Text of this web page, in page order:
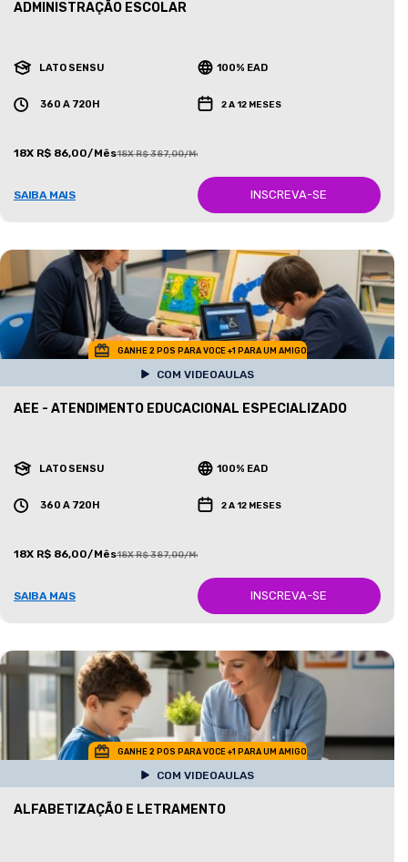
ADMINISTRAÇÃO ESCOLAR
LATO SENSU 100% EAD
360 A 720H 2 A 12 MESES
18X R$ 86,00/Mês18X R$ 387,00/Mês
SAIBA MAIS INSCREVA-SE
GANHE 2 POS PARA VOCE +1 PARA UM AMIGO
COM VIDEOAULAS
AEE - ATENDIMENTO EDUCACIONAL ESPECIALIZADO
LATO SENSU 100% EAD
360 A 720H 2 A 12 MESES
18X R$ 86,00/Mês18X R$ 387,00/Mês
SAIBA MAIS INSCREVA-SE
GANHE 2 POS PARA VOCE +1 PARA UM AMIGO
COM VIDEOAULAS
ALFABETIZAÇÃO E LETRAMENTO